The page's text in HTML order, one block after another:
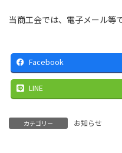
当商工会では、電子メール等
Facebook
LINE
カテゴリー お知らせ